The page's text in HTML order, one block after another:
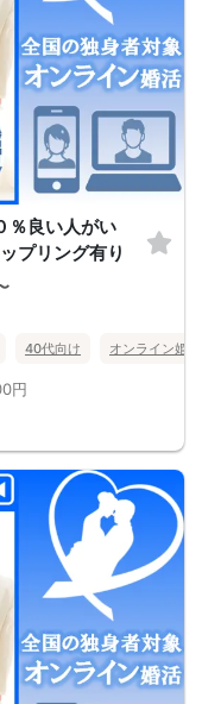
％良い人がい
プリング有り
40代向け オンライン婚活
円